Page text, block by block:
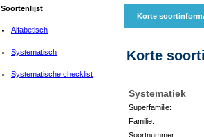
Soortenlijst
Alfabetisch
Systematisch
Systematische checklist
Korte
Korte
Systematiek
Superfamilie:
Familie:
Soortnummer: